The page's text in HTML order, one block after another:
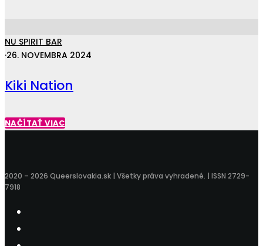
NU SPIRIT BAR
·26. NOVEMBRA 2024
Kiki Nation
NAČÍTAŤ VIAC
2020 – 2026 Queerslovakia.sk | Všetky práva vyhradené. | ISSN 2729-
7918